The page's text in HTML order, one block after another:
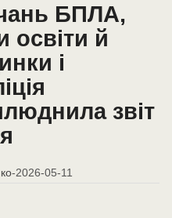
БПЛА,
освіти й
і
звіт
-2026-05-11